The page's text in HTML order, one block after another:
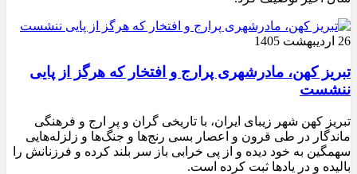
26 اردیبهشت 1405
تبریز کهن، مادرشهری پرارج و افتخار که هرگز از پایی
ننشست
تبریز کهن شهر زیبای ایران، با تاریخی گران و پر ارج و فرهنگی
ماندگار در طی قرون و اعصار بسی رنج‌ها و جنگ‌ها و زلزله‌هایی
سهمگین به خود دیده و از پی خرابی باز سر بلند کرده و فرزنانش را
بالیده و در یادها ثبت کرده است.